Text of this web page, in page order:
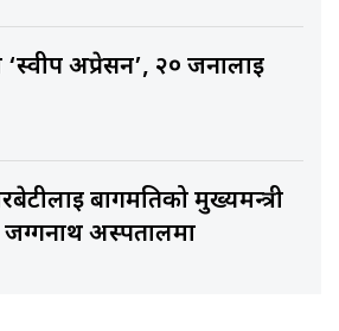
‘स्वीप अप्रेसन’, २० जनालाई
बागमतिको मुख्यमन्त्री
अस्पतालमा